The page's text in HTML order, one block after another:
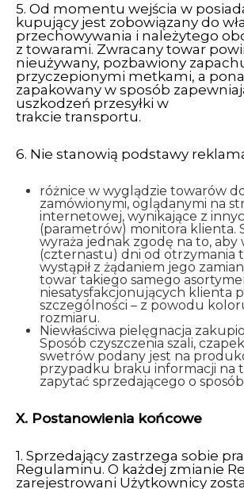
5. Od momentu wejścia w
kupujący jest zobowiązany do
przechowywania i należytego
z towarami. Zwracany towar
nieużywany, pozbawiony
przyczepionymi metkami, a
zapakowany w sposób
uszkodzeń przesyłki w
trakcie transportu.
6. Nie stanowią podstawy
różnice w wyglądzie towarów
zamówionymi, oglądanymi na
internetowej, wynikające z
(parametrów) monitora klienta.
wyraża jednak zgodę na to, aby
(czternastu) dni od otrzymania
wystąpił z żądaniem jego
towar takiego samego
niesatysfakcjonujących klienta
szczególności – z powodu
rozmiaru.
Niewłaściwa pielęgnacja
Sposób czyszczenia szali,
swetrów podany jest na
przypadku braku informacji na
zapytać sprzedającego o
X. Postanowienia końcowe
1. Sprzedający zastrzega sobie
Regulaminu. O każdej zmianie
zarejestrowani Użytkownicy